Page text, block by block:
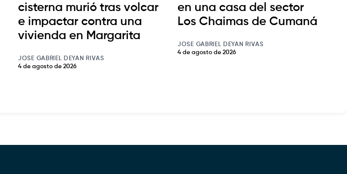
cisterna murió tras volcar
e impactar contra una
vivienda en Margarita
JOSE GABRIEL DEYAN RIVAS
4 de agosto de 2026
en una casa del sector
Los Chaimas de Cumaná
JOSE GABRIEL DEYAN RIVAS
4 de agosto de 2026